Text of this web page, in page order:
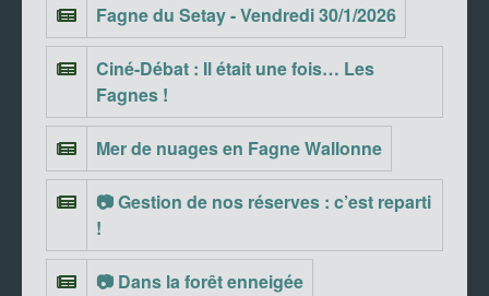
Fagne du Setay - Vendredi 30/1/2026
Ciné-Débat : Il était une fois… Les
Fagnes !
Mer de nuages en Fagne Wallonne
📷 Gestion de nos réserves : c’est reparti
!
📷 Dans la forêt enneigée